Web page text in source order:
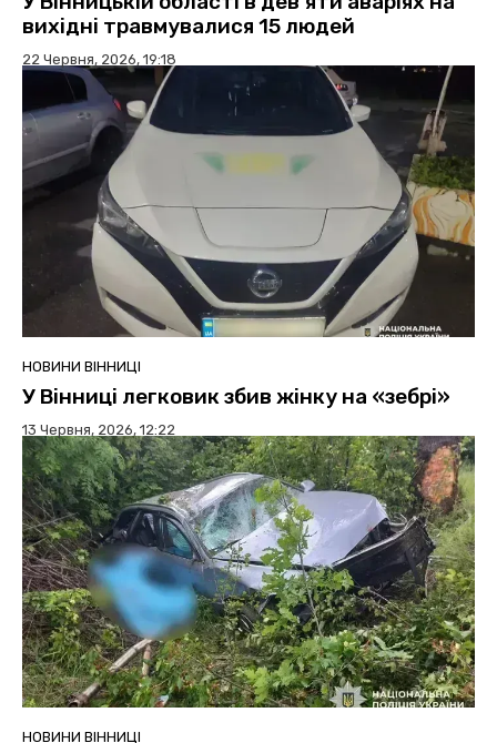
вихідні травмувалися 15 людей
22 Червня, 2026, 19:18
НОВИНИ ВІННИЦІ
У Вінниці легковик збив жінку на «зебрі»
13 Червня, 2026, 12:22
НОВИНИ ВІННИЦІ